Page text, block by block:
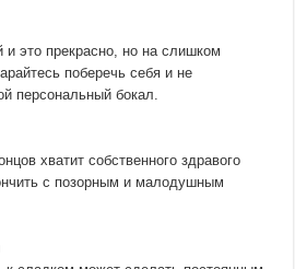
и это прекрасно, но на слишком
поберечь себя и не
персональный бокал.
хватит собственного здравого
с позорным и малодушным